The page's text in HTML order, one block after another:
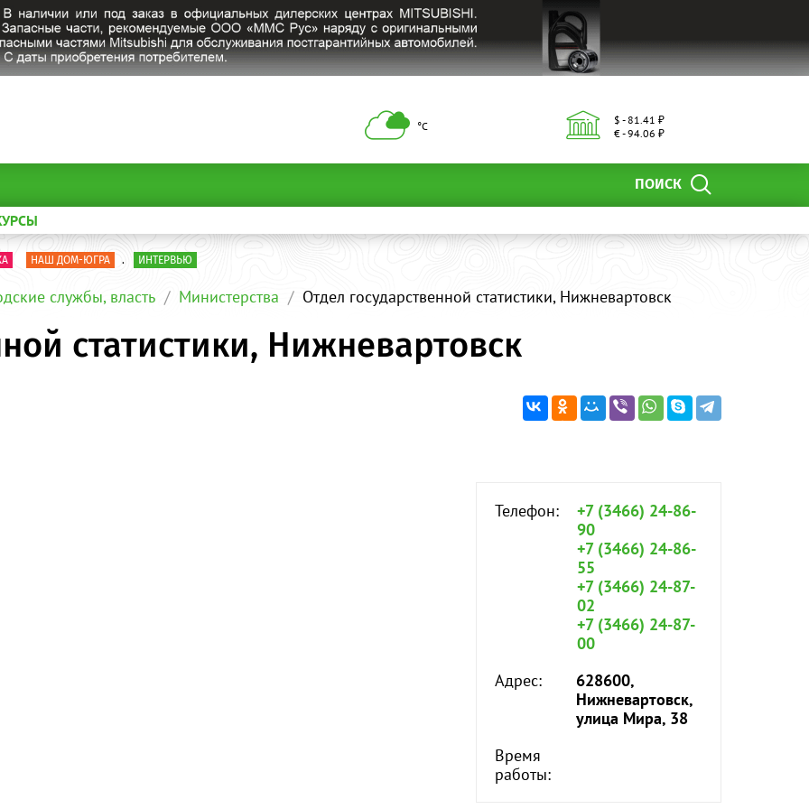
°С
$ - 81.41 ₽
€ - 94.06 ₽
ПОИСК
НАШ ДОМ-ЮГРА . ИНТЕРВЬЮ
службы, власть Министерства Отдел государственной статистики, Нижневартовск
статистики, Нижневартовск
Телефон:
+7 (3466) 24-86-
90
+7 (3466) 24-86-
55
+7 (3466) 24-87-
02
+7 (3466) 24-87-
00
Адрес:
628600,
Нижневартовск,
улица Мира, 38
Время
работы: